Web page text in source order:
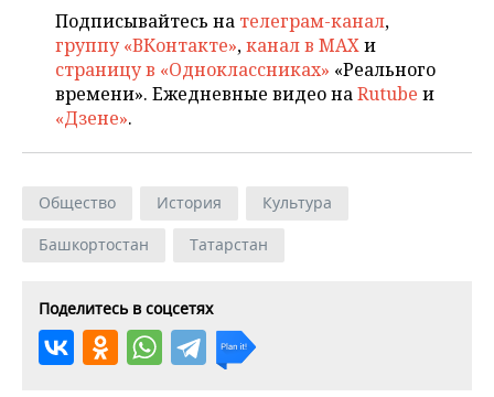
Подписывайтесь на телеграм-канал,
группу «ВКонтакте»,канал в MAXи
страницу в «Одноклассниках» «Реального
времени». Ежедневные видео наRutube и
«Дзене».
Общество История
Культура
Башкортостан
Татарстан
Поделитесь в соцсетях